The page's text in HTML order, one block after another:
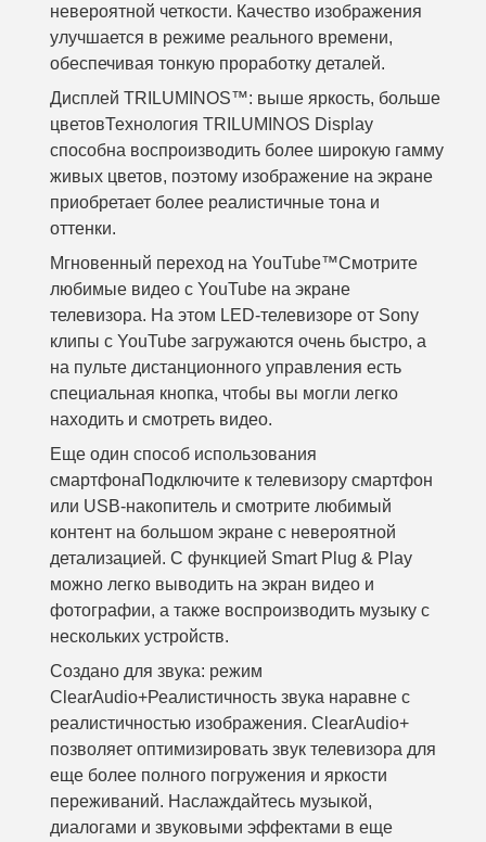
невероятной четкости. Качество изображения
улучшается в режиме реального времени,
обеспечивая тонкую проработку деталей.
Дисплей TRILUMINOS™: выше яркость, больше
цветовТехнология TRILUMINOS Display
способна воспроизводить более широкую гамму
живых цветов, поэтому изображение на экране
приобретает более реалистичные тона и
оттенки.
Мгновенный переход на YouTube™Смотрите
любимые видео с YouTube на экране
телевизора. На этом LED-телевизоре от Sony
клипы с YouTube загружаются очень быстро, а
на пульте дистанционного управления есть
специальная кнопка, чтобы вы могли легко
находить и смотреть видео.
Еще один способ использования
смартфонаПодключите к телевизору смартфон
или USB-накопитель и смотрите любимый
контент на большом экране с невероятной
детализацией. С функцией Smart Plug & Play
можно легко выводить на экран видео и
фотографии, а также воспроизводить музыку с
нескольких устройств.
Создано для звука: режим
ClearAudio+Реалистичность звука наравне с
реалистичностью изображения. ClearAudio+
позволяет оптимизировать звук телевизора для
еще более полного погружения и яркости
переживаний. Наслаждайтесь музыкой,
диалогами и звуковыми эффектами в еще